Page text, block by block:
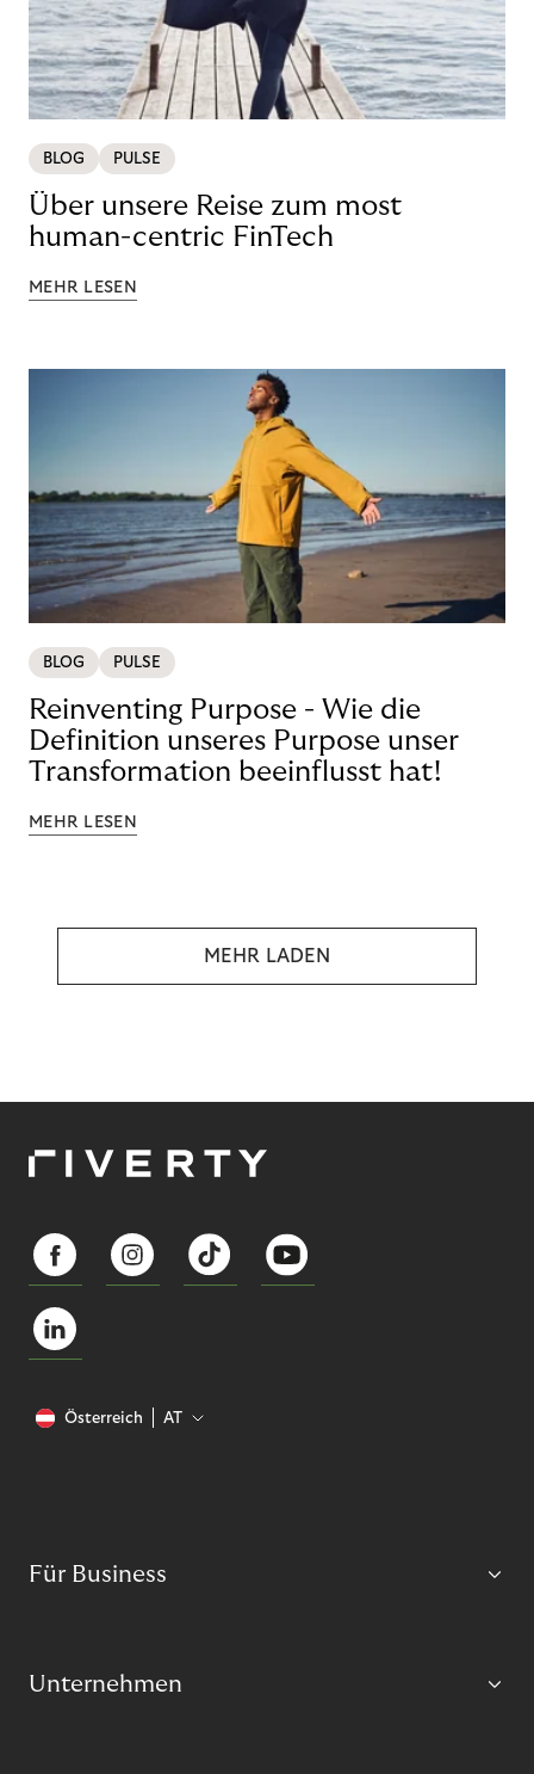
BLOG PULSE
Über unsere Reise zum most
human-centric FinTech
MEHR LESEN
BLOG PULSE
Reinventing Purpose - Wie die
Definition unseres Purpose unser
Transformation beeinflusst hat!
MEHR LESEN
MEHR LADEN
Österreich AT
Für Business
Unternehmen